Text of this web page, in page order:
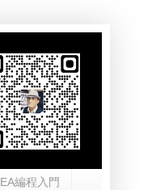
EA編程入門